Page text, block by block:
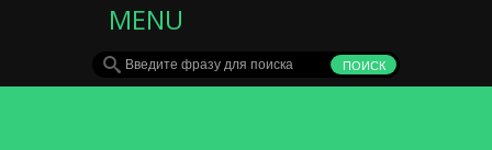
MENU